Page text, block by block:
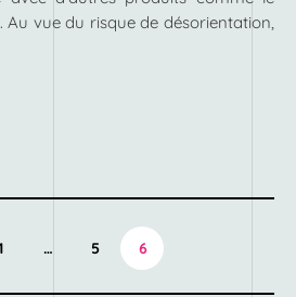
Au vue du risque de désorientation,
… 5 6